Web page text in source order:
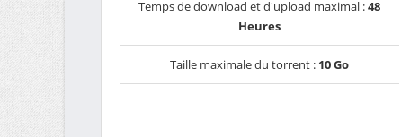
Temps de download et d'upload maximal :48
Heures
Taille maximale du torrent : 10 Go